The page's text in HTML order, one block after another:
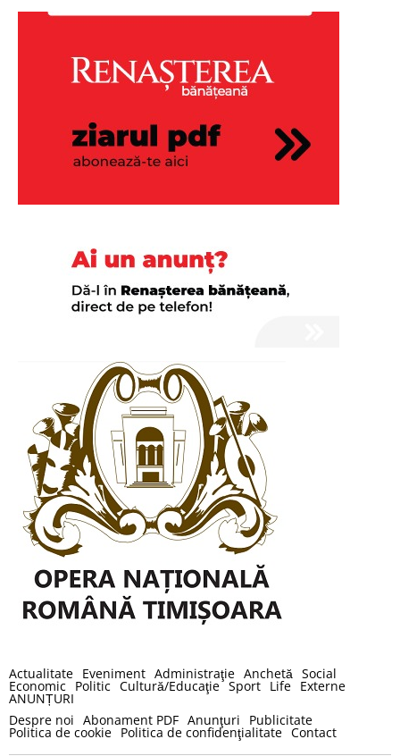
Actualitate Eveniment Administraţie Anchetă Social
Economic Politic Cultură/Educaţie Sport Life Externe
ANUNȚURI
Despre noi Abonament PDF Anunţuri Publicitate
Politica de cookie Politica de confidenţialitate Contact